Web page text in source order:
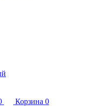
Корзина 0